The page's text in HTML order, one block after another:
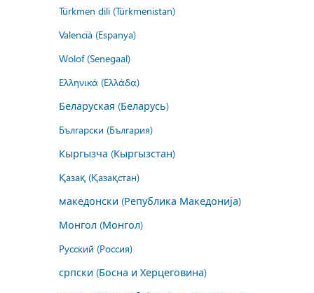
Türkmen dili (Türkmenistan)
Valencià (Espanya)
Wolof (Senegaal)
Ελληνικά (Ελλάδα)
Беларуская (Беларусь)
Български (България)
Кыргызча (Кыргызстан)
Қазақ (Қазақстан)
македонски (Република Македонија)
Монгол (Монгол)
Русский (Россия)
српски (Босна и Херцеговина)